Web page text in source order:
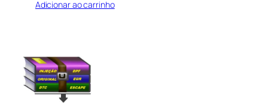
Adicionar ao carrinho